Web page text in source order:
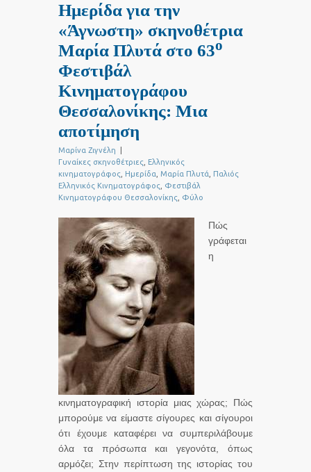
Ημερίδα για την
«Άγνωστη» σκηνοθέτρια
Μαρία Πλυτά στο 63ο
Φεστιβάλ
Κινηματογράφου
Θεσσαλονίκης: Μια
αποτίμηση
Μαρίνα Ζιγνέλη
Γυναίκες σκηνοθέτριες Ελληνικός
κινηματογράφος Ημερίδα Μαρία Πλυτά
Παλιός
Ελληνικός Κινηματογράφος Φεστιβάλ
Κινηματογράφου Θεσσαλονίκης Φύλο
Πώς
γράφεται
η
κινηματογραφική ιστορία μιας χώρας; Πώς
μπορούμε να είμαστε σίγουρες και σίγουροι
ότι έχουμε καταφέρει να συμπεριλάβουμε
όλα τα πρόσωπα και γεγονότα, όπως
αρμόζει; Στην περίπτωση της ιστορίας του